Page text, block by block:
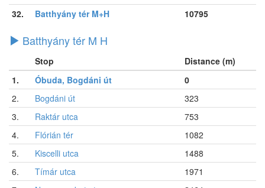
32.
Batthyány tér M+H 10795
Batthyány tér M H
Stop
Distance (m)
1.
Óbuda, Bogdáni út
0
2.
Bogdáni út
323
3.
Raktár utca
753
4.
Flórián tér
1082
5.
Kiscelli utca
1488
6.
Tímár utca
1971